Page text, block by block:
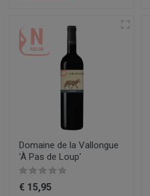
Domaine de la Vallongue
'À Pas de Loup'
€ 15,95